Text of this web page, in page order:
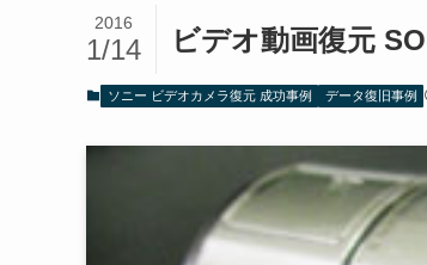
ビデオ動画復元
2016
1/14
ソニー ビデオカメラ復元 成功事例 データ復旧事例